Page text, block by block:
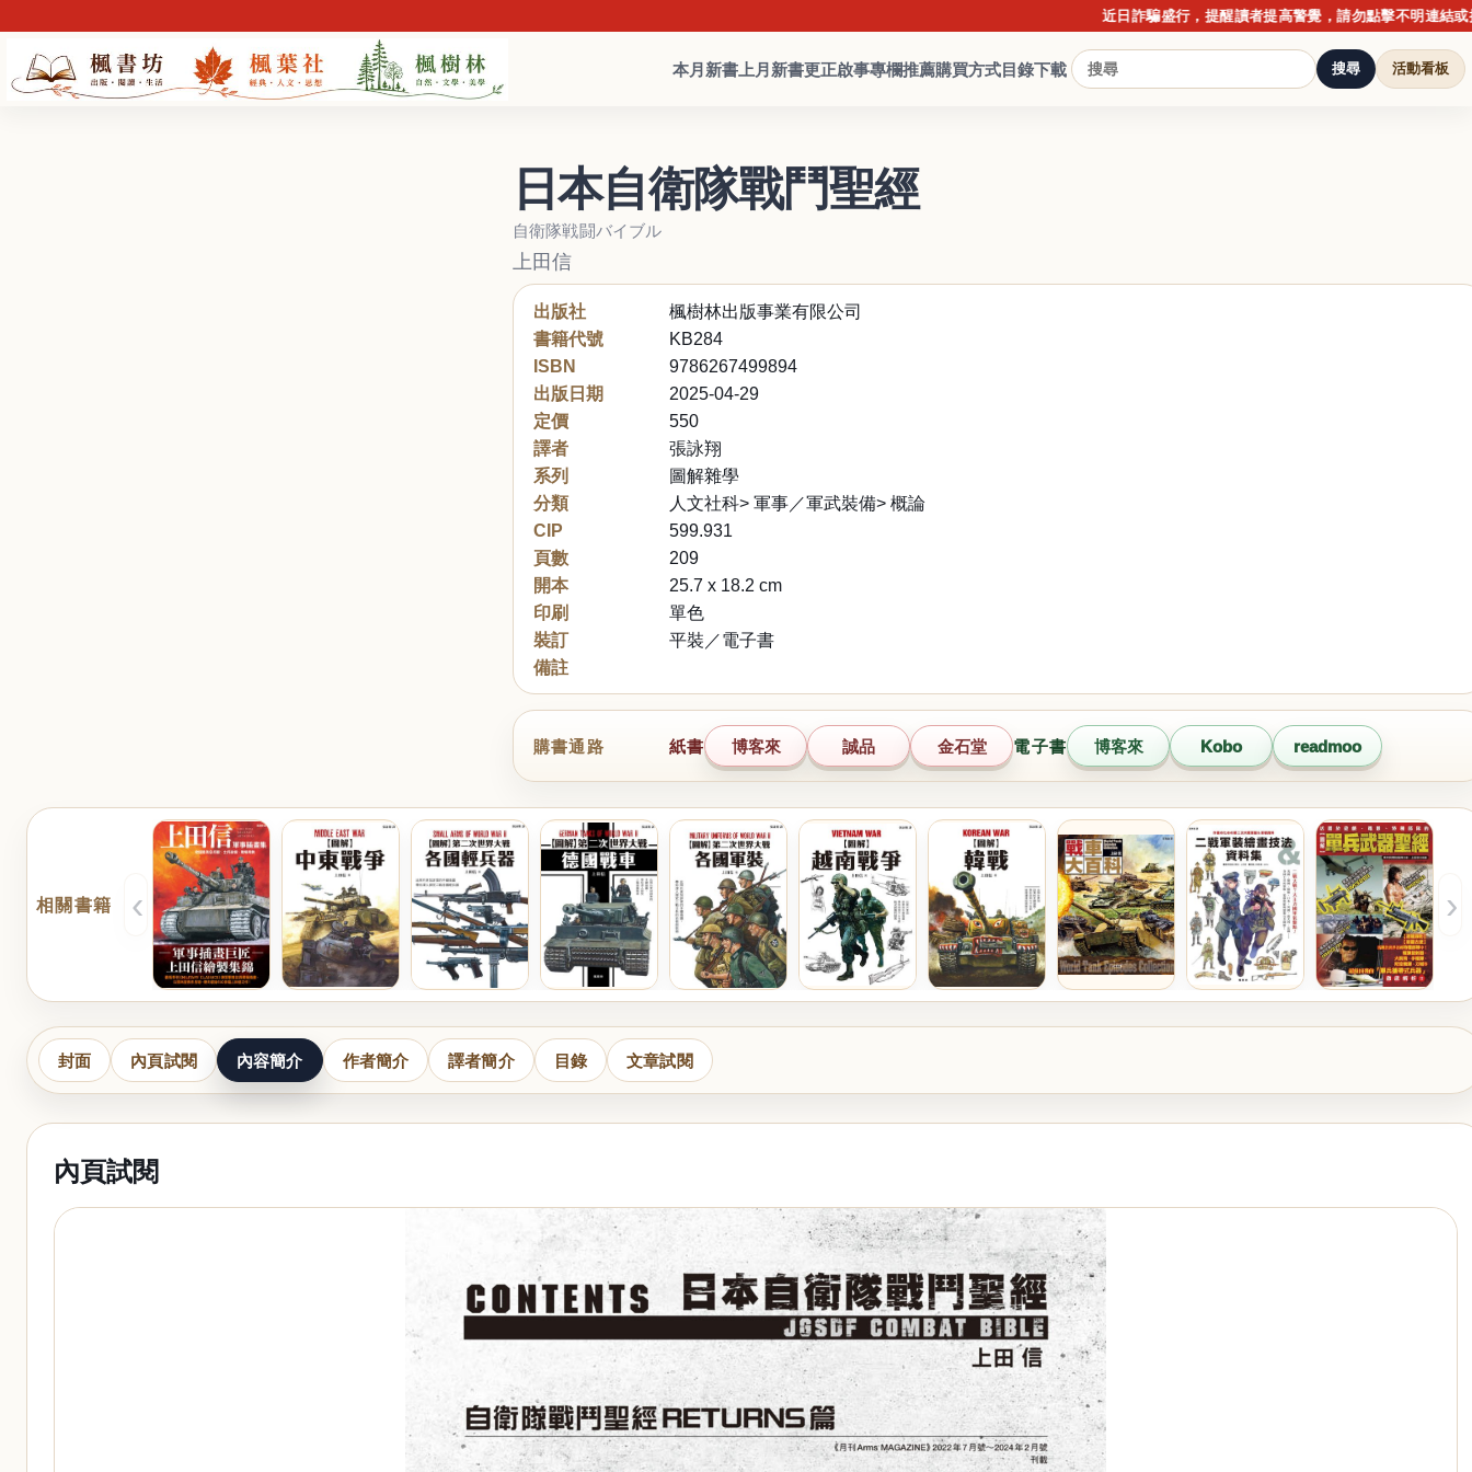
近日詐騙盛行，提醒讀者提高警覺，請勿點擊不明連結或提供個
本月新書 上月新書更正啟事專欄推薦購買方式目錄下載 搜尋 活動看板
日本自衛隊戰鬥聖經
自衛隊戦闘バイブル
上田信
出版社
楓樹林出版事業有限公司
書籍代號
KB284
ISBN
9786267499894
出版日期
2025-04-29
定價
550
譯者
張詠翔
系列
圖解雜學
分類
人文社科> 軍事／軍武裝備> 概論
CIP
599.931
頁數
209
開本
25.7 x 18.2 cm
印刷
單色
裝訂
平裝／電子書
備註
購書通路 紙書 博客來 誠品 金石堂 電子書 博客來 Kobo readmoo
相關書籍 ‹ ›
封面 內頁試閱 內容簡介 作者簡介 譯者簡介 目錄 文章試閱
內頁試閱